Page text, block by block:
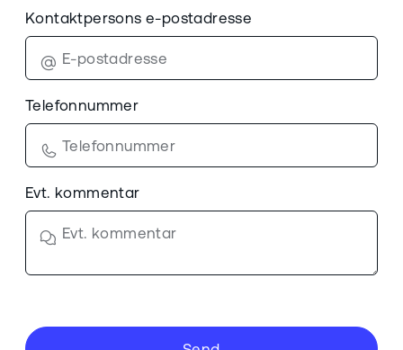
Kontaktpersons e-postadresse
Telefonnummer
Evt. kommentar